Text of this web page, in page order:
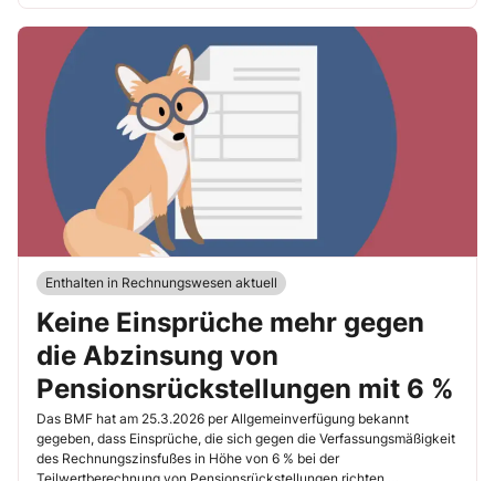
Enthalten in Rechnungswesen aktuell
Keine Einsprüche mehr gegen
die Abzinsung von
Pensionsrückstellungen mit 6 %
Das BMF hat am 25.3.2026 per Allgemeinverfügung bekannt
gegeben, dass Einsprüche, die sich gegen die Verfassungsmäßigkeit
des Rechnungszinsfußes in Höhe von 6 % bei der